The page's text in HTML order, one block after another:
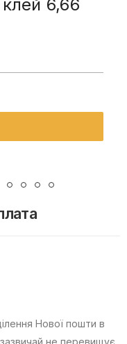
6,66
Нової пошти в